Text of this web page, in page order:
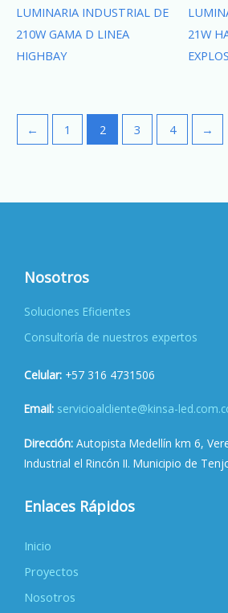
LUMINARIA INDUSTRIAL DE
210W GAMA D LINEA
HIGHBAY
21W
← 1 2 3 4 →
Nosotros
Soluciones Eficientes
Consultoría de nuestros expertos
Celular: +57 316 4731506
Email: servicioalcliente@kinsa-
Dirección: Autopista Medellín km 6,
Industrial el Rincón II. Municipio de
Enlaces Rápidos
Inicio
Proyectos
Nosotros